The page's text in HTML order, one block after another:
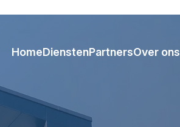
HomeDienstenPartnersOver ons